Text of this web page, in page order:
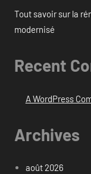
Tout savoir sur la
modernisé
Recent
A WordPress
Archives
août 2026